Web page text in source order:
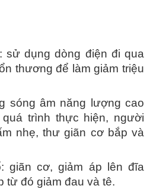
sử dụng dòng điện đi qua
thương để làm giảm triệu
sóng âm năng lượng cao
trình thực hiện, người
nhẹ, thư giãn cơ bắp và
giãn cơ, giảm áp lên đĩa
từ đó giảm đau và tê.